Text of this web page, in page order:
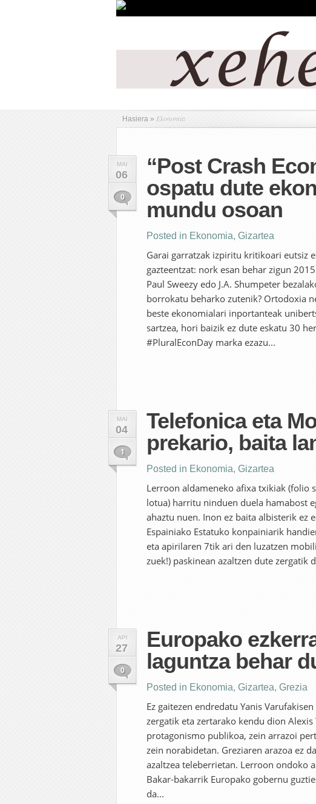
Hasiera » Ekonomia
MAI
06
0
“Post Crash
ospatu dute
mundu osoan
Posted in Ekonomia, Gizartea
Garai garratzak izpiritu kritikoari eutsiz
gazteentzat: nork esan behar zigun
Paul Sweezy edo J.A. Shumpeter
borrokatu beharko zutenik? Ortodoxia
beste ekonomialari inportanteak
sartzea, hori baizik ez dute eskatu 30
#PluralEconDay marka ezazu...
MAI
04
1
Telefonica eta
prekario, baita
Posted in Ekonomia, Gizartea
Lerroon aldameneko afixa txikiak (folio
lotua) harritu ninduen duela hamabost
ahaztu nuen. Inon ez baita albisterik ez
Espainiako Estatuko konpainiarik
eta apirilaren 7tik ari den luzatzen
zuek!) paskinean azaltzen dute zergatik
API
27
0
Europako
laguntza behar
Posted in Ekonomia, Gizartea, Grezia
Ez gaitezen endredatu Yanis
zergatik eta zertarako kendu dion
protagonismo publikoa, zein arrazoi
zein norabidetan. Greziaren arazoa ez
azaltzea teleberrietan. Lerroon ondoko
Bakar-bakarrik Europako gobernu
da...